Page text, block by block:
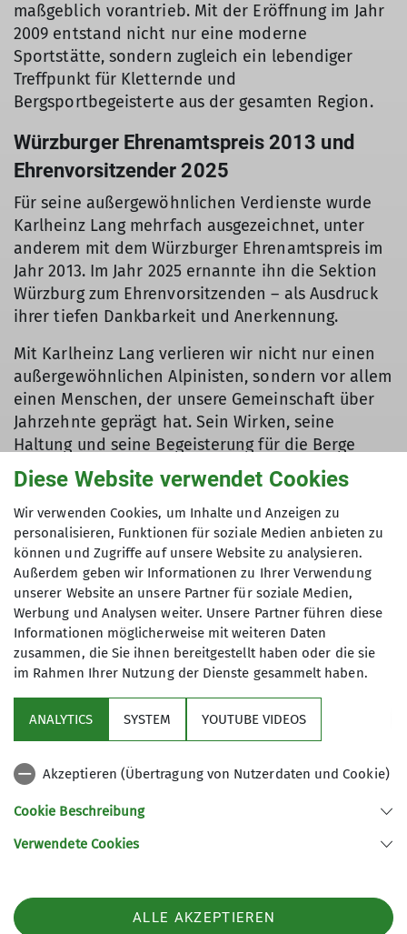
maßgeblich vorantrieb. Mit der Eröffnung im Jahr
2009 entstand nicht nur eine moderne
Sportstätte, sondern zugleich ein lebendiger
Treffpunkt für Kletternde und
Bergsportbegeisterte aus der gesamten Region.
Würzburger Ehrenamtspreis 2013 und
Ehrenvorsitzender 2025
Für seine außergewöhnlichen Verdienste wurde
Karlheinz Lang mehrfach ausgezeichnet, unter
anderem mit dem Würzburger Ehrenamtspreis im
Jahr 2013. Im Jahr 2025 ernannte ihn die Sektion
Würzburg zum Ehrenvorsitzenden – als Ausdruck
ihrer tiefen Dankbarkeit und Anerkennung.
Mit Karlheinz Lang verlieren wir nicht nur einen
außergewöhnlichen Alpinisten, sondern vor allem
einen Menschen, der unsere Gemeinschaft über
Jahrzehnte geprägt hat. Sein Wirken, seine
Haltung und seine Begeisterung für die Berge
werden in unserer Sektion weiterleben.
Unsere Gedanken sind bei seiner Familie und
allen Angehörigen.
Service
Unsere Partner
Sektion Würzburg des Deutschen Alpenvereins e.V.
Telefon +49931573080
Diese Website verwendet Cookies
Wir verwenden Cookies, um Inhalte und Anzeigen zu
personalisieren, Funktionen für soziale Medien anbieten zu
können und Zugriffe auf unsere Website zu analysieren.
Außerdem geben wir Informationen zu Ihrer Verwendung
unserer Website an unsere Partner für soziale Medien,
Werbung und Analysen weiter. Unsere Partner führen diese
Informationen möglicherweise mit weiteren Daten
zusammen, die Sie ihnen bereitgestellt haben oder die sie
im Rahmen Ihrer Nutzung der Dienste gesammelt haben.
ANALYTICS SYSTEM YOUTUBE VIDEOS
Akzeptieren (Übertragung von Nutzerdaten und Cookie)
Cookie Beschreibung
Verwendete Cookies
ALLE AKZEPTIEREN